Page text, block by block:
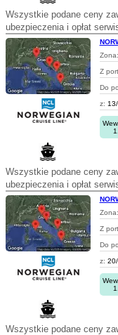
Wszystkie podane ceny
ubezpieczenia i opłat
Zona:
Z
Do
z:
Wszystkie podane ceny
ubezpieczenia i opłat
Zona:
Z
Do
z:
Wszystkie podane ceny